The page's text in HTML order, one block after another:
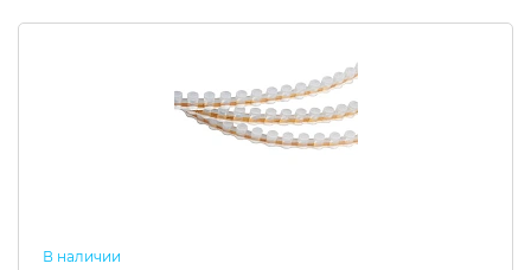
В наличии